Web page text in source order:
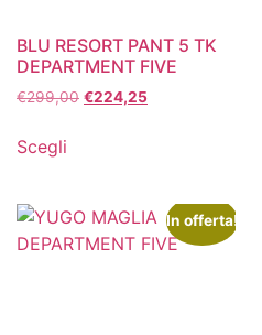
BLU RESORT PANT 5 TK
DEPARTMENT FIVE
€299,00 €224,25
Scegli
In offerta!